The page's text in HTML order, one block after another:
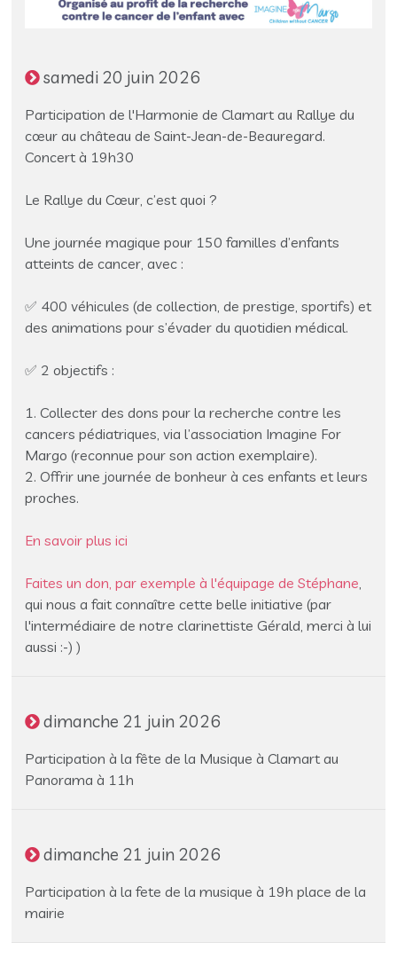
samedi 20 juin 2026
Participation de l'Harmonie de Clamart au Rallye du
cœur au château de Saint-Jean-de-Beauregard.
Concert à 19h30
Le Rallye du Cœur, c’est quoi ?
Une journée magique pour 150 familles d’enfants
atteints de cancer, avec :
✅ 400 véhicules (de collection, de prestige, sportifs) et
des animations pour s’évader du quotidien médical.
✅ 2 objectifs :
1. Collecter des dons pour la recherche contre les
cancers pédiatriques, via l’association Imagine For
Margo (reconnue pour son action exemplaire).
2. Offrir une journée de bonheur à ces enfants et leurs
proches.
En savoir plus ici
Faites un don, par exemple à l'équipage de Stéphane,
qui nous a fait connaître cette belle initiative (par
l'intermédiaire de notre clarinettiste Gérald, merci à lui
aussi :-) )
dimanche 21 juin 2026
Participation à la fête de la Musique à Clamart au
Panorama à 11h
dimanche 21 juin 2026
Participation à la fete de la musique à 19h place de la
mairie